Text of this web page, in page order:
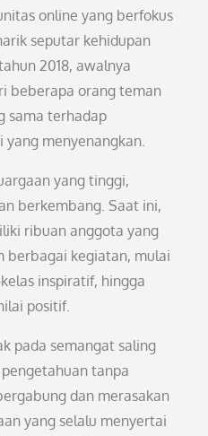
online yang berfokus
seputar kehidupan
2018, awalnya
beberapa orang teman
sama terhadap
yang menyenangkan.
yang tinggi,
berkembang. Saat ini,
ribuan anggota yang
berbagai kegiatan, mulai
inspiratif, hingga
positif.
pada semangat saling
tanpa
dan merasakan
yang selalu menyertai